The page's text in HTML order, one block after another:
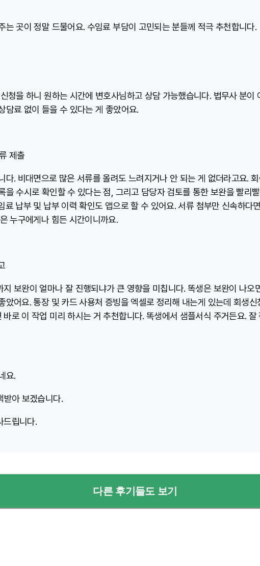
는 곳이 정말 드물어요. 수임료 부담이 고민되는 분들께 적극 추천합니다.
청을 하니 원하는 시간에 변호사님하고 상담 가능했습니다. 법무사 분이
담료 없이 들을 수 있다는 게 좋았어요.
제출
다. 비대면으로 많은 서류를 올려도 느려지거나 안 되는 게 없더라고요.
을 수시로 확인할 수 있다는 점, 그리고 담당자 검토를 통한 보완을 빨리
료 납부 및 납부 이력 확인도 앱으로 할 수 있어요. 서류 첨부만 신속하다
누구에게나 힘든 시간이니까요.
보완이 얼마나 잘 진행되냐가 큰 영향을 미칩니다. 똑생은 보완이 나오
았어요. 통장 및 카드 사용처 증빙을 엑셀로 정리해 내는게 있는데 회생
로 이 작업 미리 하시는 거 추천합니다. 똑생에서 샘플서식 주거든요. 잘
요.
받아 보겠습니다.
드립니다.
다른 후기들도 보기